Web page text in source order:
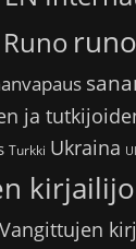
Runo
ja
Turkki Ukraina
Vangittujen